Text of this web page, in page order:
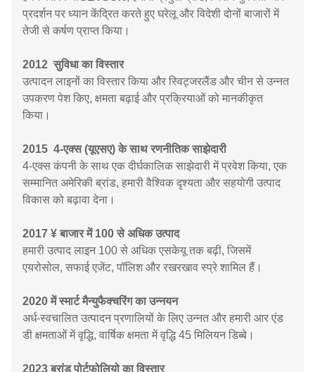
प्रदर्शन पर ध्यान केंद्रित करते हुए घरेलू और विदेशी दोनों बाजारों में
तेजी से कर्षण प्राप्त किया।
2012 ️ सुविधा का विस्तार
उत्पादन लाइनों का विस्तार किया और स्विट्जरलैंड और चीन से उन्नत
उपकरण पेश किए, क्षमता बढ़ाई और प्रक्रियाओं को मानकीकृत
किया।
2015 ️ 4-एक्स (यूएसए) के साथ रणनीतिक साझेदारी
4-एक्स कंपनी के साथ एक दीर्घकालिक साझेदारी में प्रवेश किया, एक
सम्मानित अमेरिकी ब्रांड, हमारी वैश्विक दृश्यता और सहयोगी उत्पाद
विकास को बढ़ावा देना।
2017 ¥ बाजार में 100 से अधिक उत्पाद
हमारी उत्पाद लाइन 100 से अधिक एसकेयू तक बढ़ी, जिसमें
एयरोसोल, सफाई एजेंट, पॉलिश और रखरखाव स्प्रे शामिल हैं।
2020 में स्मार्ट मैन्युफैक्चरिंग का उन्नयन
अर्ध-स्वचालित उत्पादन प्रणालियों के लिए उन्नत और हमारी आर एंड
डी क्षमताओं में वृद्धि, वार्षिक क्षमता में वृद्धि 45 मिलियन डिब्बे।
2023 ब्रांड पोर्टफोलियो का विस्तार